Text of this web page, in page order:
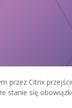
przez Citrix
stanie się